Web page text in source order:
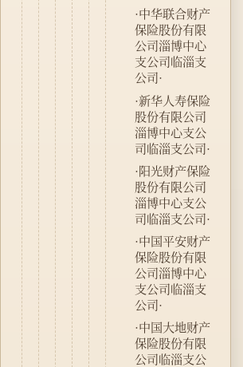
·中华联合财产
保险股份有限
公司淄博中心
支公司临淄支
公司·
·新华人寿保险
股份有限公司
淄博中心支公
司临淄支公司·
·阳光财产保险
股份有限公司
淄博中心支公
司临淄支公司·
·中国平安财产
保险股份有限
公司淄博中心
支公司临淄支
公司·
·中国大地财产
保险股份有限
公司临淄支公